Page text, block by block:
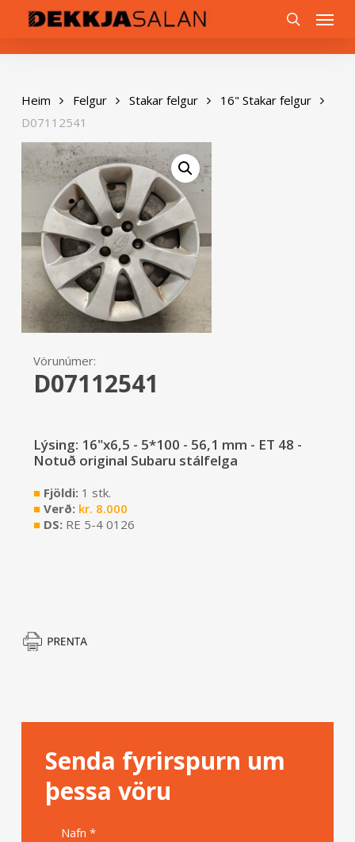
content
Menu
Heim Felgur Stakar felgur
16" Stakar felgur
D07112541
Vörunúmer:
D07112541
Lýsing: 16"x6,5 - 5*100 - 56,1 mm - ET 48 -
Notuð original Subaru stálfelga
■Fjöldi: 1 stk.
■Verð: kr. 8.000
■DS: RE 5-4 0126
Senda fyrirspurn um
þessa vöru
Nafn *